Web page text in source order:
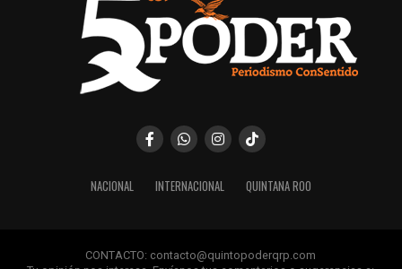
NACIONAL INTERNACIONAL QUINTANA ROO
CONTACTO: contacto@quintopoderqrp.com